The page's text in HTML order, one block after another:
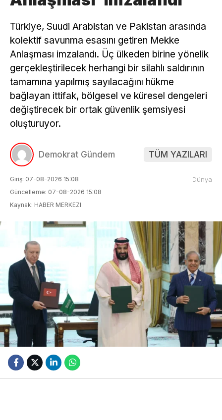
Türkiye, Suudi Arabistan ve Pakistan arasında
kolektif savunma esasını getiren Mekke
Anlaşması imzalandı. Üç ülkeden birine yönelik
gerçekleştirilecek herhangi bir silahlı saldırının
tamamına yapılmış sayılacağını hükme
bağlayan ittifak, bölgesel ve küresel dengeleri
değiştirecek bir ortak güvenlik şemsiyesi
oluşturuyor.
Demokrat Gündem TÜM YAZILARI
Giriş: 07-08-2026 15:08
Güncelleme: 07-08-2026 15:08
Kaynak: HABER MERKEZI
Dünya